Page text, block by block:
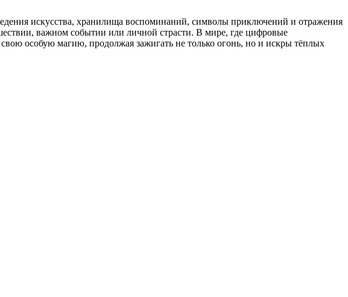
искусства, хранилища воспоминаний, символы приключений и отражения
важном событии или личной страсти. В мире, где цифровые
особую магию, продолжая зажигать не только огонь, но и искры тёплых